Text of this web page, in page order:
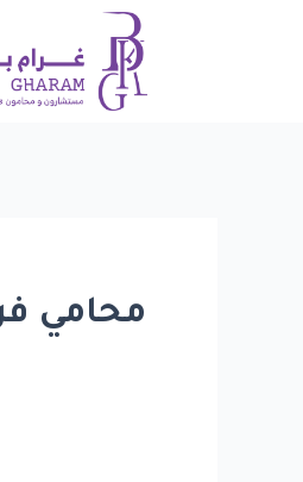
محامي